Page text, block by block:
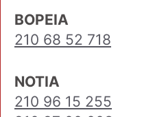
ΒΟΡΕΙΑ
210 68 52 718
ΝΟΤΙΑ
210 96 15 255